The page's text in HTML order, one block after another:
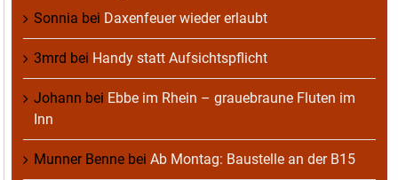
Sonnia bei Daxenfeuer wieder erlaubt
3mrd bei Handy statt Aufsichtspflicht
Johann bei Ebbe im Rhein – grauebraune Fluten im
Inn
Munner Benne bei Ab Montag: Baustelle an der B15